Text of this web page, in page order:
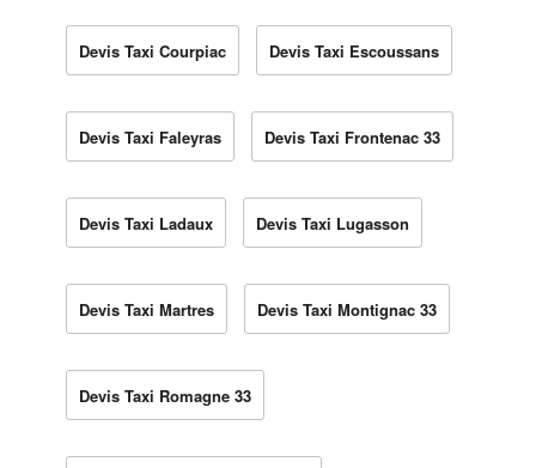
Devis Taxi Courpiac Devis Taxi Escoussans
Devis Taxi Faleyras Devis Taxi Frontenac 33
Devis Taxi Ladaux Devis Taxi Lugasson
Devis Taxi Martres Devis Taxi Montignac 33
Devis Taxi Romagne 33